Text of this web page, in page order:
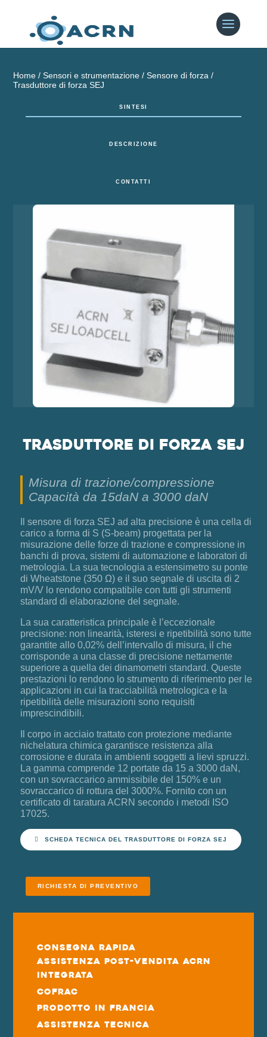
Home /Sensori e strumentazione /Sensore di forza /
Trasduttore di forza SEJ
SINTESI
DESCRIZIONE
CONTATTI
Trasduttore di forza SEJ
Misura di trazione/compressione
Capacità da 15daN a 3000 daN
Il sensore di forza SEJ ad alta precisione è una cella di
carico a forma di S (S-beam) progettata per la
misurazione delle forze di trazione e compressione in
banchi di prova, sistemi di automazione e laboratori di
metrologia. La sua tecnologia a estensimetro su ponte
di Wheatstone (350 Ω) e il suo segnale di uscita di 2
mV/V lo rendono compatibile con tutti gli strumenti
standard di elaborazione del segnale.
La sua caratteristica principale è l’eccezionale
precisione: non linearità, isteresi e ripetibilità sono tutte
garantite allo 0,02% dell’intervallo di misura, il che
corrisponde a una classe di precisione nettamente
superiore a quella dei dinamometri standard. Queste
prestazioni lo rendono lo strumento di riferimento per le
applicazioni in cui la tracciabilità metrologica e la
ripetibilità delle misurazioni sono requisiti
imprescindibili.
Il corpo in acciaio trattato con protezione mediante
nichelatura chimica garantisce resistenza alla
corrosione e durata in ambienti soggetti a lievi spruzzi.
La gamma comprende 12 portate da 15 a 3000 daN,
con un sovraccarico ammissibile del 150% e un
sovraccarico di rottura del 3000%. Fornito con un
certificato di taratura ACRN secondo i metodi ISO
17025.
SCHEDA TECNICA DEL TRASDUTTORE DI FORZA SEJ
RICHIESTA DI PREVENTIVO
Consegna rapida
Assistenza post-vendita ACRN
integrata
COFRAC
Prodotto in Francia
Assistenza tecnica